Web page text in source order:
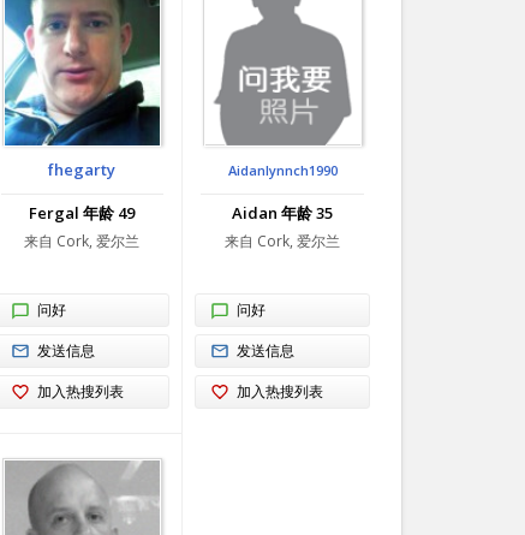
fhegarty
Fergal 年龄 49
来自 Cork, 爱尔兰
问好
发送信息
加入热搜列表
Aidanlynnch1990
Aidan 年龄 35
来自 Cork, 爱尔兰
问好
发送信息
加入热搜列表